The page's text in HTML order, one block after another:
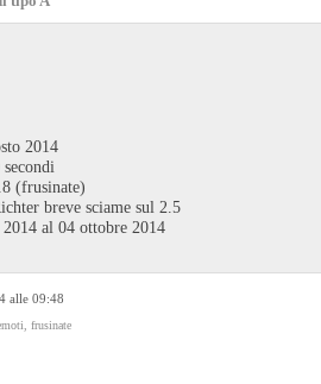
2014
(frusinate)
breve sciame sul 2.5
al 04 ottobre 2014
alle 09:48
frusinate